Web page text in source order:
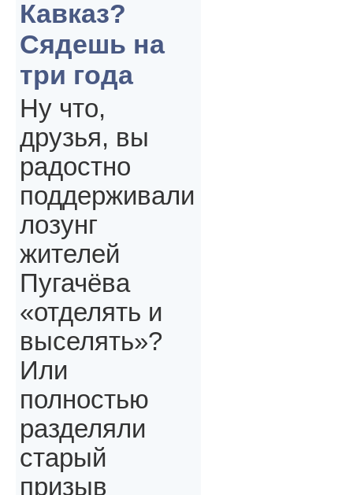
Кавказ?
Сядешь на
три года
Ну что,
друзья, вы
радостно
поддерживали
лозунг
жителей
Пугачёва
«отделять и
выселять»?
Или
полностью
разделяли
старый
призыв